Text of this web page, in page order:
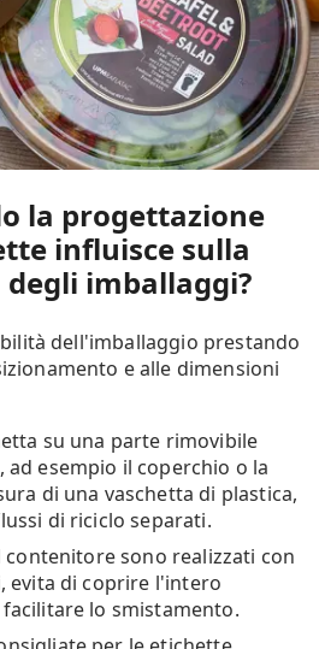
la progettazione
influisce sulla
imballaggi?
dell'imballaggio prestando
e alle dimensioni
su una parte rimovibile
esempio il coperchio o la
di una vaschetta di plastica,
di riciclo separati.
contenitore sono realizzati con
evita di coprire l'intero
lo smistamento.